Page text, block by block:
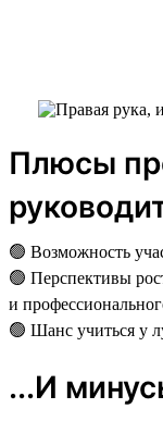
Плюсы
🟢 Возможность
🟢 Перспективы
и
🟢 Шанс учиться у
...И